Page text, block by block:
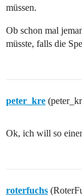
müssen.
Ob schon mal
müsste, falls die
peter_kre
Ok, ich will so
roterfuchs